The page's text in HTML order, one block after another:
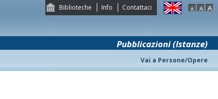
Biblioteche Info Contattaci
Pubblicazioni (Istanze)
Vai a Persone/Opere